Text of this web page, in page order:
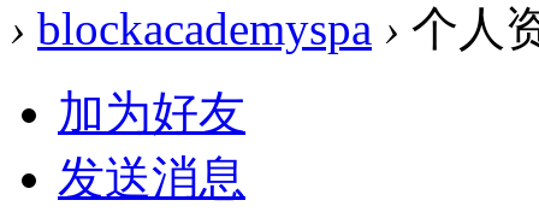
› blockacademyspa › 个人
加为好友
发送消息